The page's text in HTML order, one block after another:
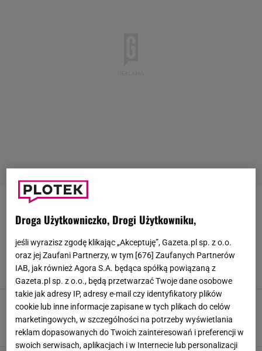
RESERVED
butików i sieciówek. Kobiety z branży mody już
oszalały na ich punkcie
Luiza Słuszniak,4 KWIETNIA 2026, 07:01
Sukienki koktajlowe z Mohito, Reserved i
Orsay. Robią figurę modelki w mig
Luiza Słuszniak,2 KWIETNIA 2026, 07:04
Droga Użytkowniczko, Drogi Użytkowniku,
jeśli wyrazisz zgodę klikając „Akceptuję”, Gazeta.pl sp. z o.o.
oraz jej Zaufani Partnerzy, w tym [676] Zaufanych Partnerów
IAB, jak również Agora S.A. będąca spółką powiązaną z
Gazeta.pl sp. z o.o., będą przetwarzać Twoje dane osobowe
takie jak adresy IP, adresy e-mail czy identyfikatory plików
cookie lub inne informacje zapisane w tych plikach do celów
marketingowych, w szczególności na potrzeby wyświetlania
reklam dopasowanych do Twoich zainteresowań i preferencji w
swoich serwisach, aplikacjach i w Internecie lub personalizacji